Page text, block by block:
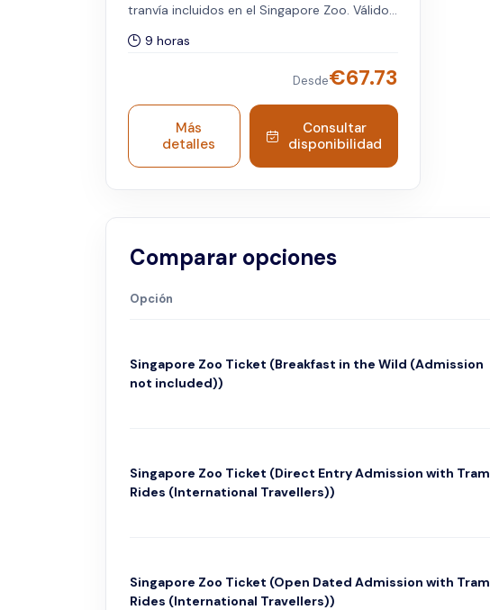
tranvía incluidos en el Singapore Zoo. Válido
disfrute de un buffet en Ah Meng Restaurant
y conozca a embajadores animales
especiales como tamandúas, coatíes y
guacamayos. Los niños menores de 6 años
reciben una comida gratuita, limitada a un
niño por cada adulto acompañante. El
Desayuno en la selva comienza a las 9:00 y
9 horas
Desde€67.73
Más
detalles
Consultar
disponibilidad
Comparar opciones
Opción
Singapore Zoo Ticket (Breakfast in the Wild (Admission
not included))
Singapore Zoo Ticket (Direct Entry Admission with Tram
Rides (International Travellers))
Singapore Zoo Ticket (Open Dated Admission with Tram
Rides (International Travellers))